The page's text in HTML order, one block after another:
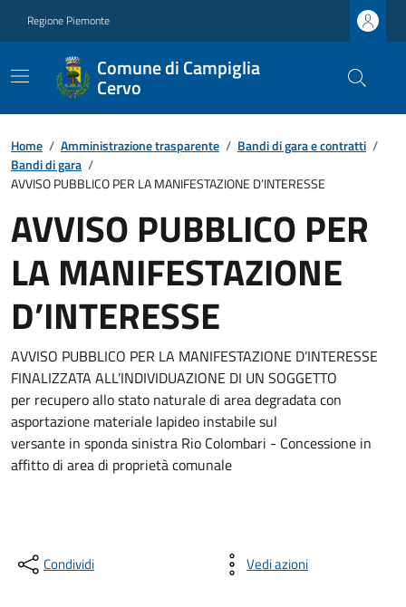
Regione Piemonte
Comune di Campiglia
Cervo
Home / Amministrazione trasparente / Bandi di gara e contratti /
Bandi di gara /
AVVISO PUBBLICO PER LA MANIFESTAZIONE D’INTERESSE
AVVISO PUBBLICO PER
LA MANIFESTAZIONE
D’INTERESSE
AVVISO PUBBLICO PER LA MANIFESTAZIONE D’INTERESSE
FINALIZZATA ALL’INDIVIDUAZIONE DI UN SOGGETTO
per recupero allo stato naturale di area degradata con
asportazione materiale lapideo instabile sul
versante in sponda sinistra Rio Colombari - Concessione in
affitto di area di proprietà comunale
Condividi Vedi azioni